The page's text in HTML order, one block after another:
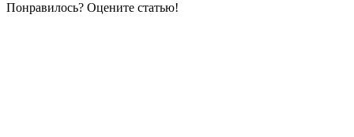
Понравилось? Оцените статью!